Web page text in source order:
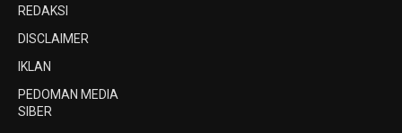
REDAKSI
DISCLAIMER
IKLAN
PEDOMAN MEDIA
SIBER